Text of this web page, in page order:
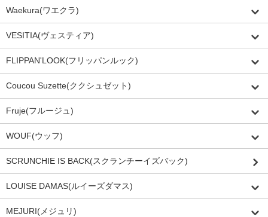
Waekura(ワエクラ)
VESITIA(ヴェスティア)
FLIPPAN'LOOK(フリッパンルック)
Coucou Suzette(ククシュゼット)
Fruje(フルージュ)
WOUF(ウッフ)
SCRUNCHIE IS BACK(スクランチーイズバック)
LOUISE DAMAS(ルイーズダマス)
MEJURI(メジュリ)